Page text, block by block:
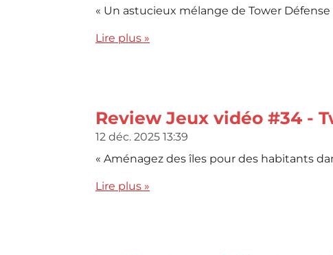
« Un astucieux mélange de Tower
Lire plus »
Review Jeux vidéo #34 -
12 déc. 2025 13:39
« Aménagez des îles pour des habitants
Lire plus »